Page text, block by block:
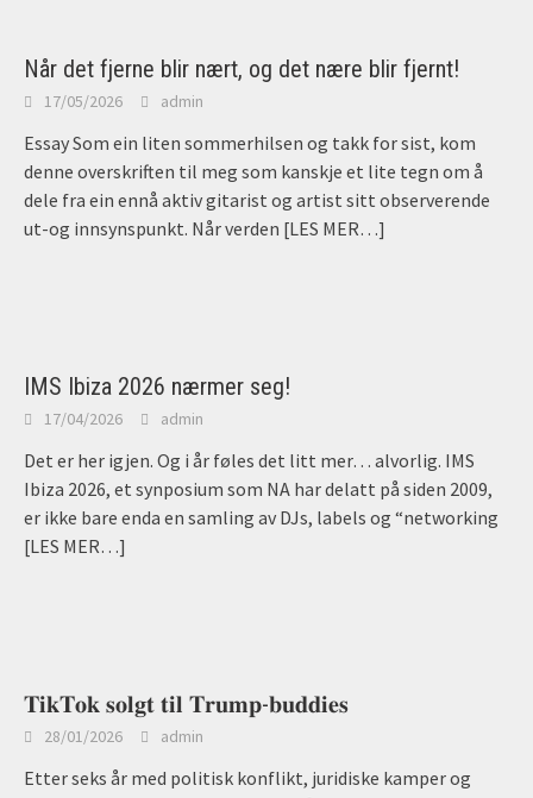
Når det fjerne blir nært, og det nære blir fjernt!
17/05/2026 admin
Essay Som ein liten sommerhilsen og takk for sist, kom
denne overskriften til meg som kanskje et lite tegn om å
dele fra ein ennå aktiv gitarist og artist sitt observerende
ut-og innsynspunkt. Når verden [LES MER…]
IMS Ibiza 2026 nærmer seg!
17/04/2026 admin
Det er her igjen. Og i år føles det litt mer… alvorlig. IMS
Ibiza 2026, et synposium som NA har delatt på siden 2009,
er ikke bare enda en samling av DJs, labels og “networking
[LES MER…]
𝐓𝐢𝐤𝐓𝐨𝐤 𝐬𝐨𝐥𝐠𝐭 𝐭𝐢𝐥 𝐓𝐫𝐮𝐦𝐩-𝐛𝐮𝐝𝐝𝐢𝐞𝐬
28/01/2026 admin
Etter seks år med politisk konflikt, juridiske kamper og